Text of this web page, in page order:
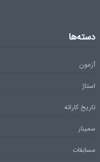
دسته‌ها
آزمون
استاژ
تاریخ کاراته
سمینار
مسابقات